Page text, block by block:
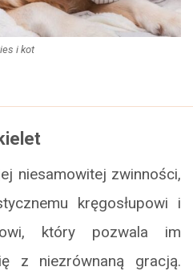
i kot
niesamowitej zwinności,
kręgosłupowi i
który pozwala im
z niezrównaną gracją.